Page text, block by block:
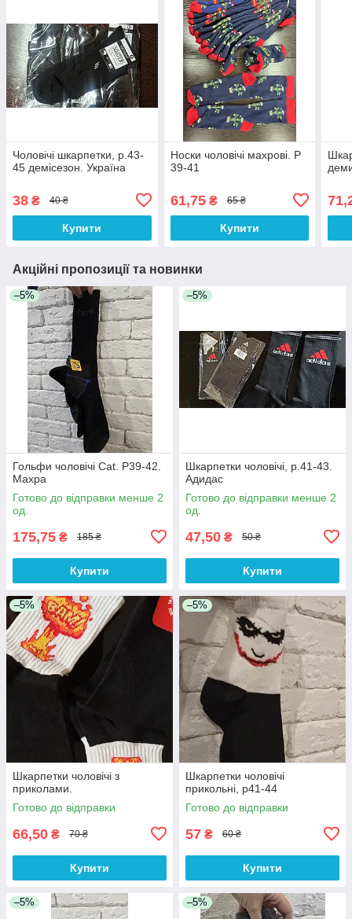
Чоловічі шкарпетки, р.43-
45 демісезон. Україна
38 ₴ 40 ₴
Купити
Носки чоловічі махрові. Р
39-41
61,75₴ 65 ₴
Купити
Акційні пропозиції та новинки
–5%
Гольфи чоловічі Cat. Р39-42.
Махра
Готово до відправки менше 2
од.
175,75 ₴ 185 ₴
Купити
–5%
Шкарпетки чоловічі, р.41-43.
Адидас
Готово до відправки менше 2
од.
47,50 ₴ 50 ₴
Купити
–5%
Шкарпетки чоловічі з
приколами.
Готово до відправки
66,50 ₴ 70 ₴
Купити
–5%
Шкарпетки чоловічі
прикольні, р41-44
Готово до відправки
57 ₴ 60 ₴
Купити
–5% –5%